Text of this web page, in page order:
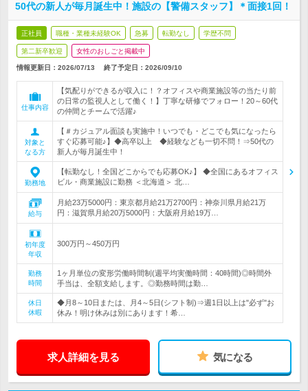
50代の新人が毎月誕生中！施設の【警備スタッフ】＊面接1回！
正社員 職種・業種未経験OK 急募 転勤なし 学歴不問
第二新卒歓迎 女性のおしごと掲載中
情報更新日：2026/07/13 終了予定日： 2026/09/10
仕事内容
【気配りができるが収入に！？オフィスや商業施設等の当たり前
の日常の監視人として働く！】丁寧な研修でフォロー！20～60代
の仲間とチームで活躍♪
対象と
なる方
【＃カジュアル面談も実施中！いつでも・どこでも気になったら
すぐ応募可能♪】◆高卒以上 ◆経験なども一切不問！⇒50代の
新人が毎月誕生中！
勤務地
【転勤なし！全国どこからでも応募OK♪】 ◆全国にあるオフィス
ビル・商業施設に勤務 ＜北海道＞ 北…
給与
月給23万5000円：東京都月給21万2700円：神奈川県月給21万
円：滋賀県月給20万5000円：大阪府月給19万…
初年度
年収
300万円～450万円
勤務
時間
1ヶ月単位の変形労働時間制(週平均実働時間：40時間)◎時間外
手当は、全額支給します。◎勤務時間は勤…
休日
休暇
◆月8～10日または、月4～5日(シフト制)⇒週1日以上は"必ず"お
休み！明け休みは別にあります！希…
求人詳細を見る 気になる